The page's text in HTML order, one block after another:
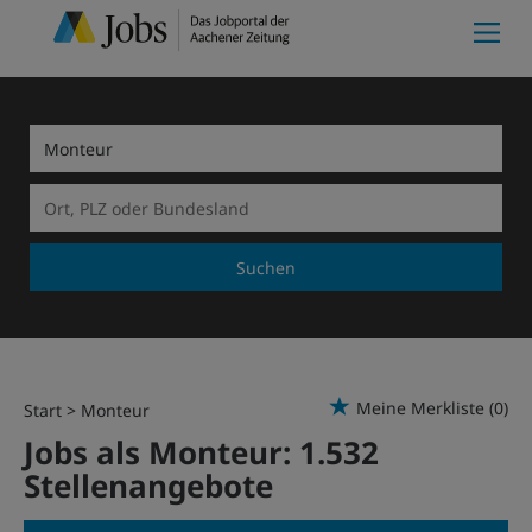
Suchen
Start Monteur Meine Merkliste (0)
Jobs als Monteur: 1.532
Stellenangebote